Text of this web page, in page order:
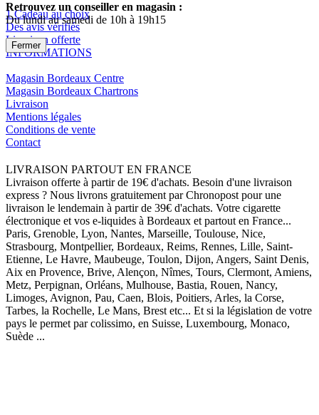
1 Cadeau au choix
Des avis vérifiés
Livraison offerte
INFORMATIONS
Magasin Bordeaux Centre
Magasin Bordeaux Chartrons
Livraison
Mentions légales
Conditions de vente
Contact
LIVRAISON PARTOUT EN FRANCE
Livraison offerte à partir de 19€ d'achats. Besoin d'une livraison
express ? Nous livrons gratuitement par Chronopost pour une
livraison le lendemain à partir de 39€ d'achats. Votre cigarette
électronique et vos e-liquides à Bordeaux et partout en France...
Paris, Grenoble, Lyon, Nantes, Marseille, Toulouse, Nice,
Strasbourg, Montpellier, Bordeaux, Reims, Rennes, Lille, Saint-
Etienne, Le Havre, Maubeuge, Toulon, Dijon, Angers, Saint Denis,
Aix en Provence, Brive, Alençon, Nîmes, Tours, Clermont, Amiens,
Metz, Perpignan, Orléans, Mulhouse, Bastia, Rouen, Nancy,
Limoges, Avignon, Pau, Caen, Blois, Poitiers, Arles, la Corse,
Tarbes, la Rochelle, Le Mans, Brest etc... Et si la législation de votre
pays le permet par colissimo, en Suisse, Luxembourg, Monaco,
Suède ...
Retrouvez un conseiller en magasin :
Du lundi au samedi de 10h à 19h15
Fermer